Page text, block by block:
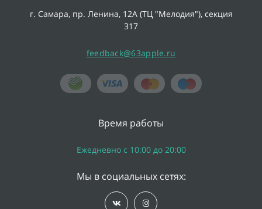
г. Самара, пр. Ленина, 12А (ТЦ "Мелодия"), секция
317
feedback@63apple.ru
Время работы
Ежедневно с 10:00 до 20:00
Мы в социальных сетях: